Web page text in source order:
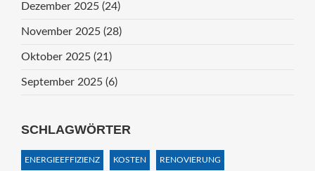
Dezember 2025 (24)
November 2025 (28)
Oktober 2025 (21)
September 2025 (6)
SCHLAGWÖRTER
ENERGIEEFFIZIENZ KOSTEN RENOVIERUNG